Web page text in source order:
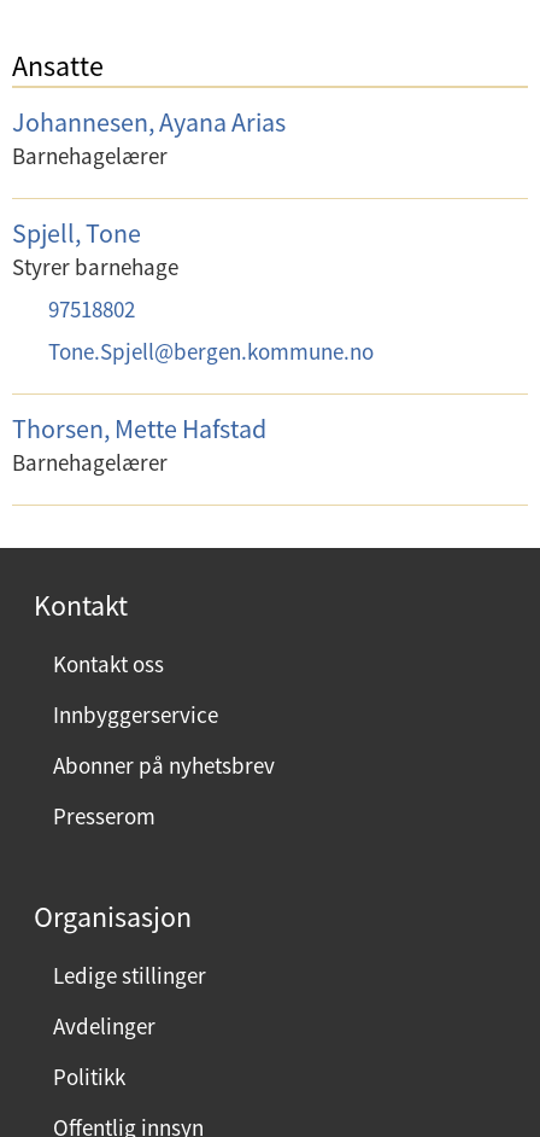
Ansatte
Johannesen, Ayana Arias
Barnehagelærer
Spjell, Tone
Styrer barnehage
f
o
n
:
97518802
p
o
:
Tone.Spjell@bergen.kommune.no
Thorsen, Mette Hafstad
Barnehagelærer
Kontakt
Kontakt oss
Innbyggerservice
Abonner på nyhetsbrev
Presserom
Organisasjon
Ledige stillinger
Avdelinger
Politikk
Offentlig innsyn